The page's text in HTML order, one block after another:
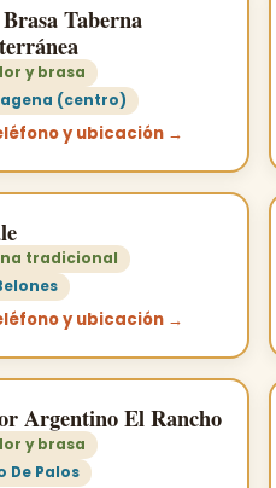
Taberna
y brasa
(centro)
y ubicación →
tradicional
y ubicación →
Argentino El Rancho
y brasa
De Palos